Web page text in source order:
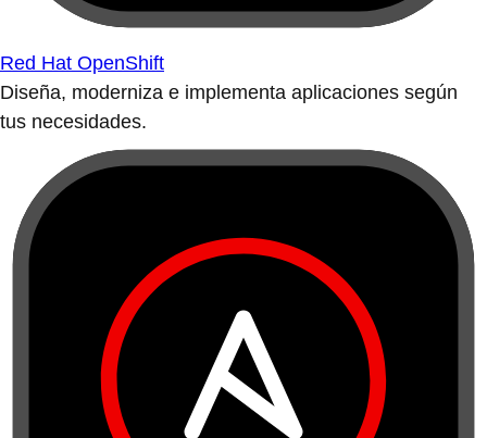
Red Hat OpenShift
Diseña, moderniza e implementa aplicaciones según
tus necesidades.